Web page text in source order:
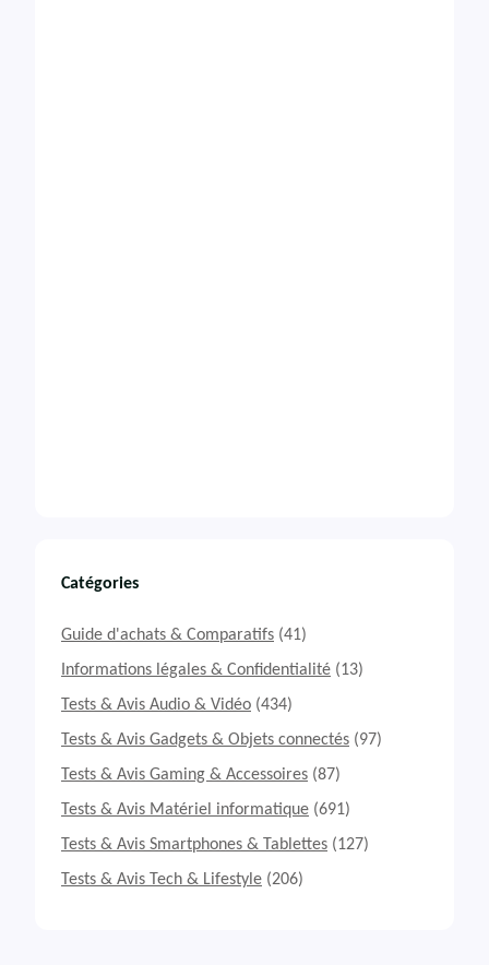
Catégories
Guide d'achats & Comparatifs (41)
Informations légales & Confidentialité (13)
Tests & Avis Audio & Vidéo (434)
Tests & Avis Gadgets & Objets connectés (97)
Tests & Avis Gaming & Accessoires (87)
Tests & Avis Matériel informatique (691)
Tests & Avis Smartphones & Tablettes (127)
Tests & Avis Tech & Lifestyle (206)